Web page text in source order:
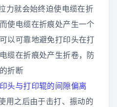
力就会始终迫使电缆在折
使电缆在折痕处产生一个
以可靠地避免打印头在打
缆在折痕处产生折卷，防
折断
头与打印辊的间隙偏离
用之后由于击打、振动的